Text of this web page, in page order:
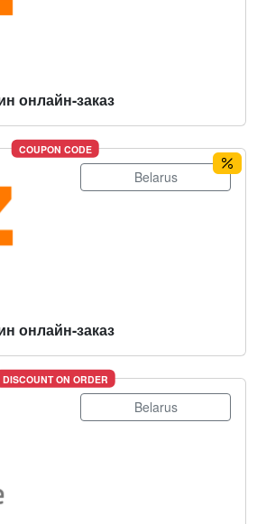
онлайн-заказ
COUPON CODE
Belarus
онлайн-заказ
DISCOUNT ON ORDER
Belarus